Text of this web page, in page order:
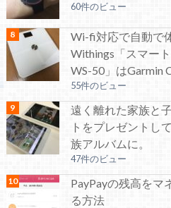
60件のビュー
Wi-fi対応で自動で
Withings「スマー
WS-50」はGarmin
55件のビュー
遠く離れた家族と
トをプレゼントし
族アルバムに。
47件のビュー
PayPayの残高をマ
る方法